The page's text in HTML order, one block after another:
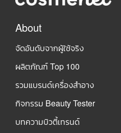
About
จัดอันดับจากผู้ใช้จริง
ผลิตภัณฑ์ Top 100
รวมแบรนด์เครื่องสำอาง
กิจกรรม Beauty Tester
บทความบิวตี้เทรนด์